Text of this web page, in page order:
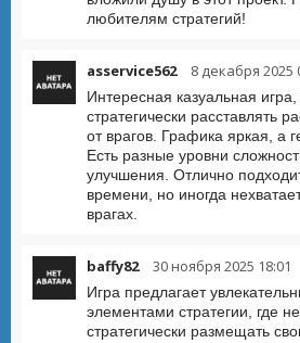
любителям стратегий!
asservice562 8 декабря 2025
Интересная казуальная
стратегически расставлять
от врагов. Графика яркая, а
Есть разные уровни
улучшения. Отлично
времени, но иногда
врагах.
baffy82 30 ноября 2025 18:01
Игра предлагает
элементами стратегии, где
стратегически размещать